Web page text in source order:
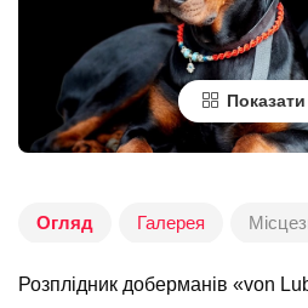
Огляд Галерея
Розплідник доберманів «von